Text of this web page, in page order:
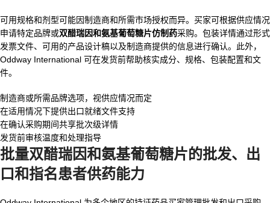
可用规格和剂型可能因制造商和所需市场授权而异。买家可根据供应情况
申请特定品牌或双醋瑞因和氨基葡萄糖片仿制药采购。包装详情通过形式
发票文件、可用的产品设计稿以及制造商提供的信息进行确认。此外，
Oddway International 可在发货前帮助核实成分、规格、包装配置和文
件。
制造商或所需品牌选项，视供应情况而定
在适用情况下提供出口就绪文件支持
在确认采购期间共享批次级详情
发货前审核温度和处理指导
批量双醋瑞因和氨基葡萄糖片的批发、出
口和指名患者供药能力